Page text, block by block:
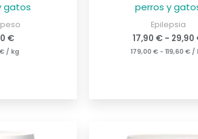
gatos
€
€/ kg
perros y
Epilepsia
17,90 € - 29,90
179,00 € - 119,60 € /